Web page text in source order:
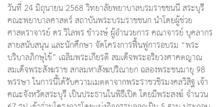
วันที่ 24 มิถุนายน 2568 วิทยาลัยพยาบาลบรมราชชนนี สระบุรี
คณะพยาบาลศาสตร์ สถาบันพระบรมราชชนก นำโดยผู้ช่วย
ศาสตราจารย์ ดร.วิไลพร ขำวงษ์ ผู้อำนวยการ คณาจารย์ บุคลากร
สายสนับสนุน และนักศึกษา จัดโครงการฟื้นฟูการอบรม “พระ
บริบาลภิกษุไข้” เฉลิมพระเกียรติ สมเด็จพระอริยวงศาคตญาณ
สมเด็จพระสังฆราช สกลมหาสังฆปริณายก ฉลองพระชนมายุ 98
พรรษา ในการนี้ได้รับความเมตตาจากพระราชวชิรมงคลวิสิฐ เจ้า
คณะจังหวัดสระบุรี เป็นประธานในพิธีเปิด โดยมีพระสงฆ์ จำนวน